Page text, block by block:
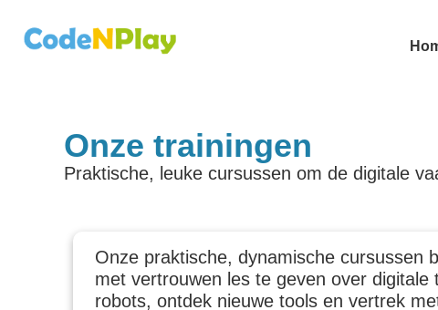
Onze trainingen
Praktische, leuke cursussen om de digitale
Onze praktische, dynamische cursussen
met vertrouwen les te geven over
robots, ontdek nieuwe tools en vertrek